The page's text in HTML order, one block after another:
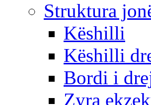
Struktura
Këshilli
Këshilli
Bordi i
Zyra